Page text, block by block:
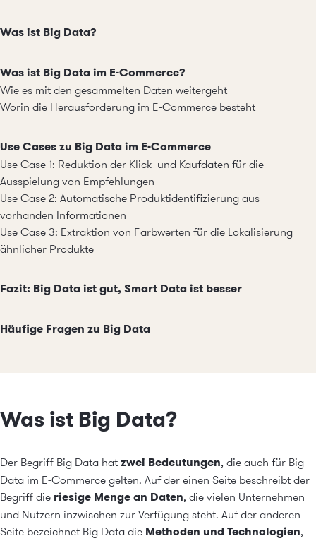
Was ist Big Data?
Was ist Big Data im E-Commerce?
Wie es mit den gesammelten Daten weitergeht
Worin die Herausforderung im E-Commerce besteht
Use Cases zu Big Data im E-Commerce
Use Case 1: Reduktion der Klick- und Kaufdaten für die
Ausspielung von Empfehlungen
Use Case 2: Automatische Produktidentifizierung aus
vorhanden Informationen
Use Case 3: Extraktion von Farbwerten für die Lokalisierung
ähnlicher Produkte
Fazit: Big Data ist gut, Smart Data ist besser
Häufige Fragen zu Big Data
Was ist Big Data?
Der Begriff Big Data hat zwei Bedeutungen, die auch für Big
Data im E-Commerce gelten. Auf der einen Seite beschreibt der
Begriff die riesige Menge an Daten, die vielen Unternehmen
und Nutzern inzwischen zur Verfügung steht. Auf der anderen
Seite bezeichnet Big Data die Methoden und Technologien,